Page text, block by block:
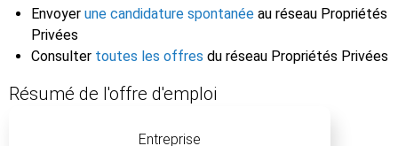
Envoyer une candidature spontanée au réseau Propriétés
Privées
Consulter toutes les offres du réseau Propriétés Privées
Résumé de l'offre d'emploi
Entreprise